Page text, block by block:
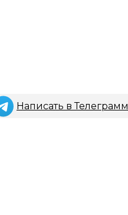
Написать в Телеграмм